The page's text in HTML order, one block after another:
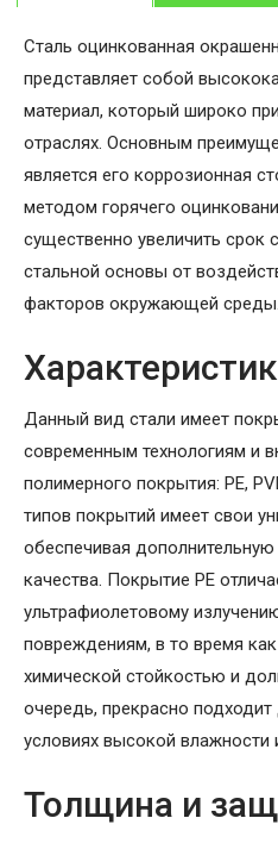
Сталь оцинкованная
представляет собой
материал, который широко
отраслях. Основным
является его коррозионная
методом горячего
существенно увеличить срок
стальной основы от
факторов окружающей среды.
Данный вид стали имеет
современным технологиям и
полимерного покрытия: PE,
типов покрытий имеет свои
обеспечивая
качества. Покрытие PE
ультрафиолетовому
повреждениям, в то время
химической стойкостью и
очередь, прекрасно подходит
условиях высокой влажности
Толщина и